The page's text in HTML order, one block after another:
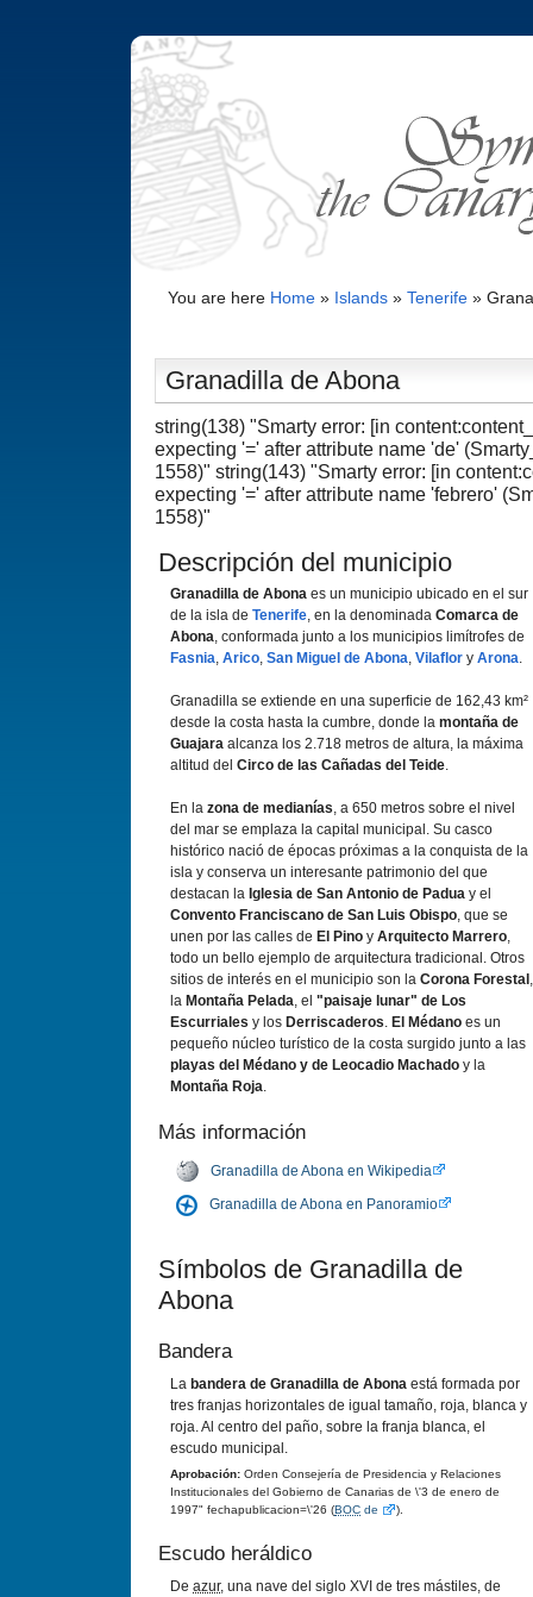
You are here Home» Islands» Tenerife»
Granadilla de Abona
string(138) "Smarty error: [in
expecting '=' after attribute name 'de'
1558)" string(143) "Smarty error: [in
expecting '=' after attribute name 'febrero'
1558)"
Descripción del municipio
Granadilla de Abona es un municipio ubicado en el sur
de la isla de Tenerife, en la denominada Comarca de
Abona, conformada junto a los municipios limí­trofes de
Fasnia, Arico, San Miguel de Abona, Vilaflor y Arona.
Granadilla se extiende en una superficie de 162,43 km²
desde la costa hasta la cumbre, donde la montaña de
Guajara alcanza los 2.718 metros de altura, la máxima
altitud del Circo de las Cañadas del Teide.
En la zona de medianí­as, a 650 metros sobre el nivel
del mar se emplaza la capital municipal. Su casco
histórico nació de épocas próximas a la conquista de la
isla y conserva un interesante patrimonio del que
destacan la Iglesia de San Antonio de Padua y el
Convento Franciscano de San Luis Obispo, que se
unen por las calles de El Pino y Arquitecto Marrero,
todo un bello ejemplo de arquitectura tradicional. Otros
sitios de interés en el municipio son la Corona Forestal ,
la Montaña Pelada, el "paisaje lunar" de Los
Escurriales y los Derriscaderos. El Médano es un
pequeño núcleo turí­stico de la costa surgido junto a las
playas del Médano y de Leocadio Machado y la
Montaña Roja.
Más información
Granadilla de Abona en Wikipedia
Granadilla de Abona en Panoramio
Sí­mbolos de Granadilla de
Abona
Bandera
La bandera de Granadilla de Abona está formada por
tres franjas horizontales de igual tamaño, roja, blanca y
roja. Al centro del paño, sobre la franja blanca, el
escudo municipal.
Aprobación: Orden Consejerí­a de Presidencia y Relaciones
Institucionales del Gobierno de Canarias de \'3 de enero de
1997" fechapublicacion=\'26 (BOC de ).
Escudo heráldico
De azur, una nave del siglo XVI de tres mástiles, de